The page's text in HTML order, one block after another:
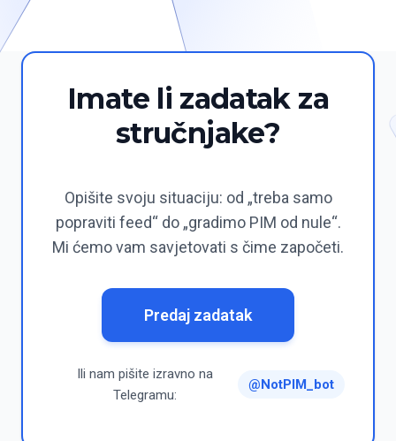
Imate li zadatak za
stručnjake?
Opišite svoju situaciju: od „treba samo
popraviti feed“ do „gradimo PIM od nule“.
Mi ćemo vam savjetovati s čime započeti.
Predaj zadatak
Ili nam pišite izravno na
Telegramu:
@NotPIM_bot